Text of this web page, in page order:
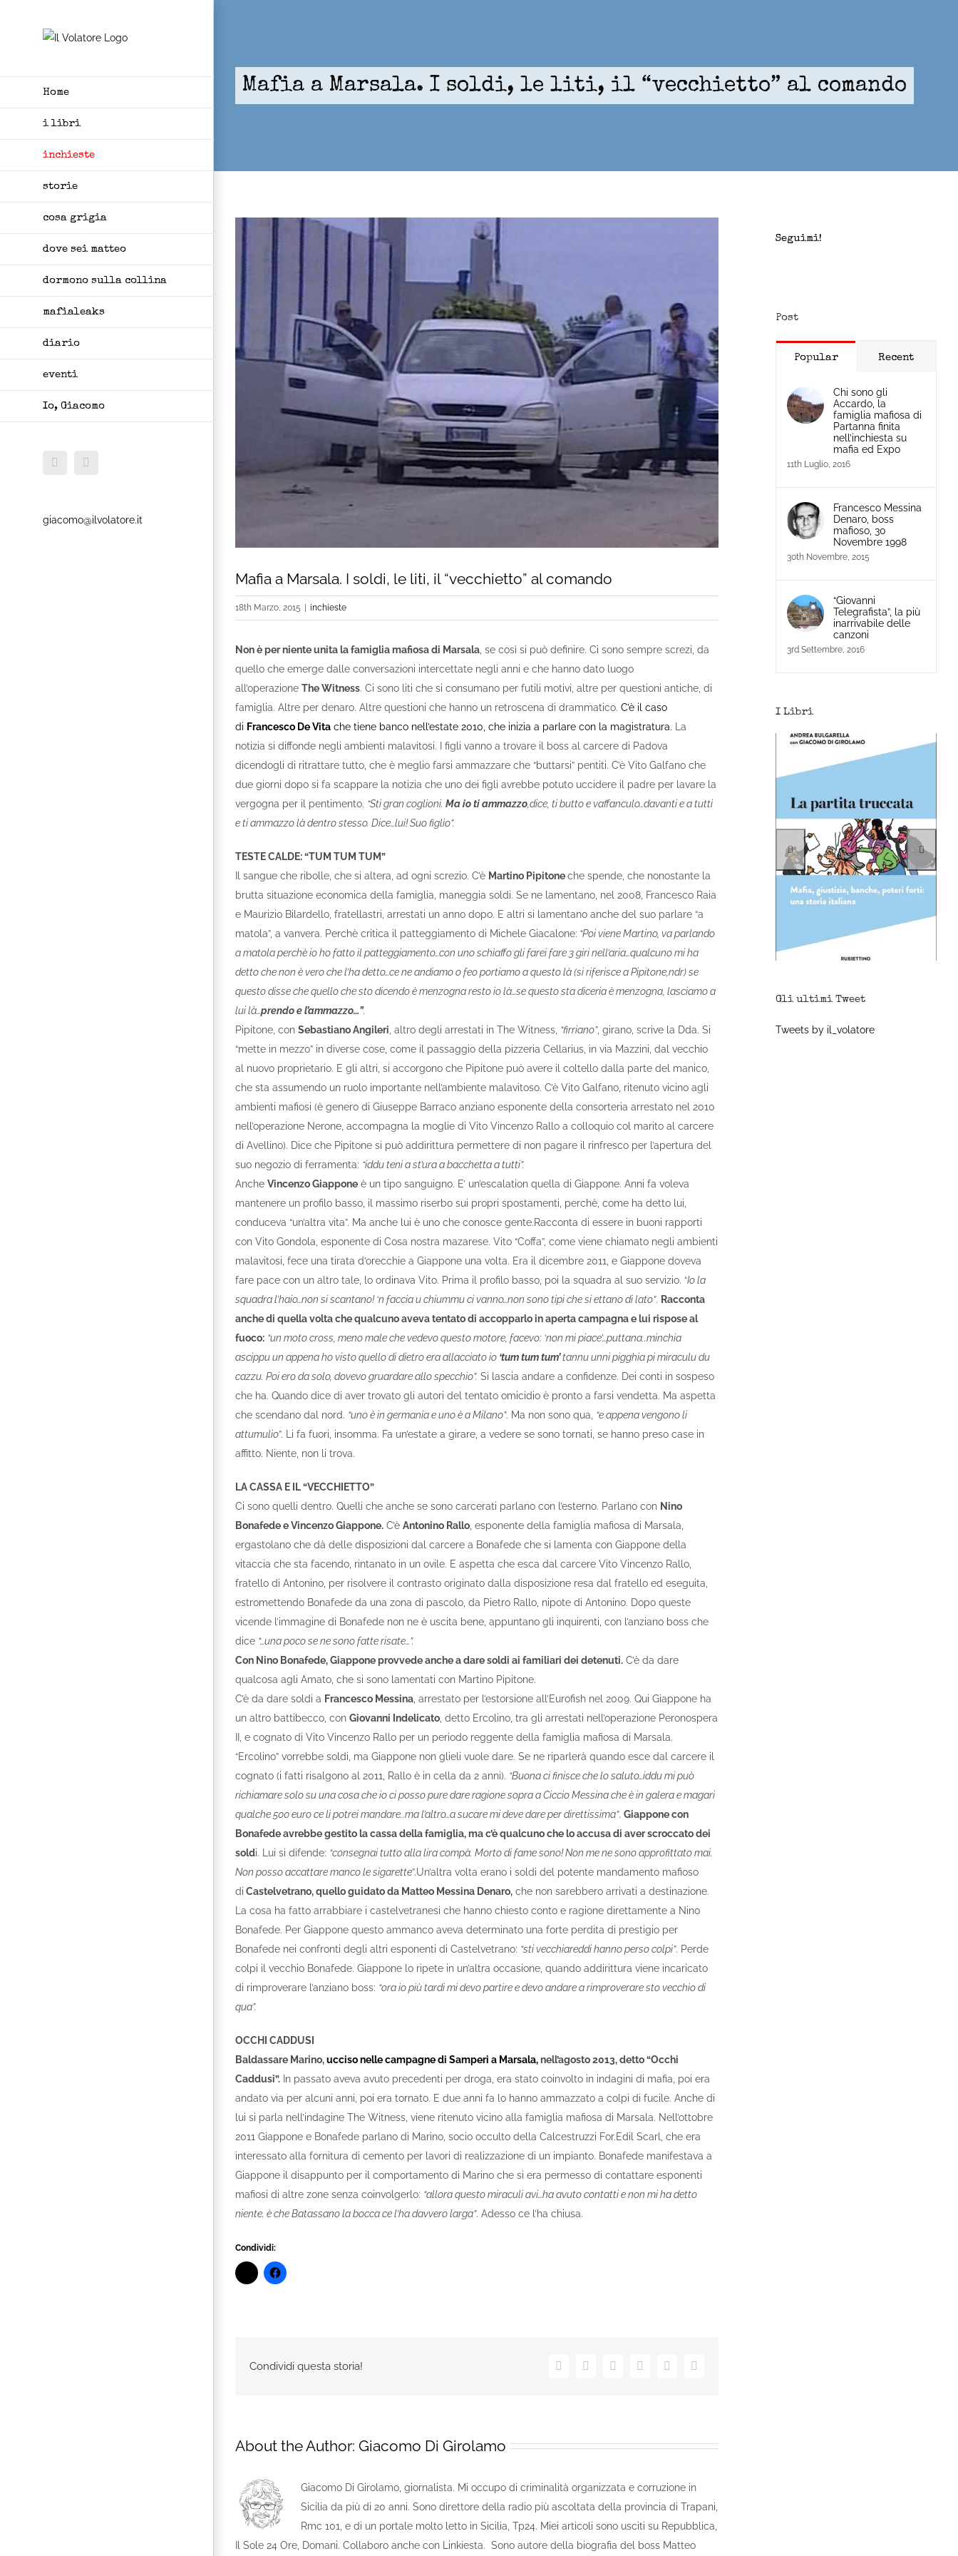
Home
i libri
inchieste
storie
cosa grigia
dove sei matteo
dormono sulla collina
mafialeaks
diario
eventi
Io, Giacomo
Facebook
X
giacomo@ilvolatore.it
Mafia a Marsala. I soldi, le liti, il “vecchietto” al comando
Mafia a Marsala. I soldi, le liti, il “vecchietto” al comando
18th Marzo, 2015 inchieste
Non è per niente unita la famiglia mafiosa di Marsala, se così si può definire. Ci sono sempre screzi, da
quello che emerge dalle conversazioni intercettate negli anni e che hanno dato luogo
all’operazione The Witness. Ci sono liti che si consumano per futili motivi, altre per questioni antiche, di
famiglia. Altre per denaro. Altre questioni che hanno un retroscena di drammatico. C’è il caso
di Francesco De Vita che tiene banco nell’estate 2010, che inizia a parlare con la magistratura. La
notizia si diffonde negli ambienti malavitosi. I figli vanno a trovare il boss al carcere di Padova
dicendogli di ritrattare tutto, che è meglio farsi ammazzare che “buttarsi” pentiti. C’è Vito Galfano che
due giorni dopo si fa scappare la notizia che uno dei figli avrebbe potuto uccidere il padre per lavare la
vergogna per il pentimento. “Sti gran coglioni. Ma io ti ammazzo,dice, ti butto e vaffanculo…davanti e a tutti
e ti ammazzo là dentro stesso. Dice…lui! Suo figlio”.
TESTE CALDE: “TUM TUM TUM”
Il sangue che ribolle, che si altera, ad ogni screzio. C’è Martino Pipitoneche spende, che nonostante la
brutta situazione economica della famiglia, maneggia soldi. Se ne lamentano, nel 2008, Francesco Raia
e Maurizio Bilardello, fratellastri, arrestati un anno dopo. E altri si lamentano anche del suo parlare “a
matola”, a vanvera. Perchè critica il patteggiamento di Michele Giacalone: “Poi viene Martino, va parlando
a matola perchè io ho fatto il patteggiamento…con uno schiaffo gli farei fare 3 giri nell’aria…qualcuno mi ha
detto che non è vero che l’ha detto…ce ne andiamo o feo portiamo a questo là (si riferisce a Pipitone,ndr) se
questo disse che quello che sto dicendo è menzogna resto io là…se questo sta diceria è menzogna, lasciamo a
lui là…prendo e l’ammazzo…”.
Pipitone, con Sebastiano Angileri, altro degli arrestati in The Witness, “firriano”, girano, scrive la Dda. Si
“mette in mezzo” in diverse cose, come il passaggio della pizzeria Cellarius, in via Mazzini, dal vecchio
al nuovo proprietario. E gli altri, si accorgono che Pipitone può avere il coltello dalla parte del manico,
che sta assumendo un ruolo importante nell’ambiente malavitoso. C’è Vito Galfano, ritenuto vicino agli
ambienti mafiosi (è genero di Giuseppe Barraco anziano esponente della consorteria arrestato nel 2010
nell’operazione Nerone, accompagna la moglie di Vito Vincenzo Rallo a colloquio col marito al carcere
di Avellino). Dice che Pipitone si può addirittura permettere di non pagare il rinfresco per l’apertura del
suo negozio di ferramenta: “iddu teni a st’ura a bacchetta a tutti”.
Anche Vincenzo Giappone è un tipo sanguigno. E’ un’escalation quella di Giappone. Anni fa voleva
mantenere un profilo basso, il massimo riserbo sui propri spostamenti, perchè, come ha detto lui,
conduceva “un’altra vita”. Ma anche lui è uno che conosce gente.Racconta di essere in buoni rapporti
con Vito Gondola, esponente di Cosa nostra mazarese. Vito “Coffa”, come viene chiamato negli ambienti
malavitosi, fece una tirata d’orecchie a Giappone una volta. Era il dicembre 2011, e Giappone doveva
fare pace con un altro tale, lo ordinava Vito. Prima il profilo basso, poi la squadra al suo servizio. “Io la
squadra l’haio…non si scantano! ‘n faccia u chiummu ci vanno…non sono tipi che si ettano di lato”. Racconta
anche di quella volta che qualcuno aveva tentato di accopparlo in aperta campagna e lui rispose al
fuoco: “un moto cross, meno male che vedevo questo motore, facevo: ‘non mi piace’…puttana..minchia
ascippu un appena ho visto quello di dietro era allacciato io ‘tum tum tum’tannu unni pigghia pi miraculu du
cazzu. Poi ero da solo, dovevo gruardare allo specchio”. Si lascia andare a confidenze. Dei conti in sospeso
che ha. Quando dice di aver trovato gli autori del tentato omicidio è pronto a farsi vendetta. Ma aspetta
che scendano dal nord. “uno è in germania e uno è a Milano”. Ma non sono qua, “e appena vengono li
attumulio”. Li fa fuori, insomma. Fa un’estate a girare, a vedere se sono tornati, se hanno preso case in
affitto. Niente, non li trova.
LA CASSA E IL “VECCHIETTO”
Ci sono quelli dentro. Quelli che anche se sono carcerati parlano con l’esterno. Parlano con Nino
Bonafede e Vincenzo Giappone. C’è Antonino Rallo, esponente della famiglia mafiosa di Marsala,
ergastolano che dà delle disposizioni dal carcere a Bonafede che si lamenta con Giappone della
vitaccia che sta facendo, rintanato in un ovile. E aspetta che esca dal carcere Vito Vincenzo Rallo,
fratello di Antonino, per risolvere il contrasto originato dalla disposizione resa dal fratello ed eseguita,
estromettendo Bonafede da una zona di pascolo, da Pietro Rallo, nipote di Antonino. Dopo queste
vicende l’immagine di Bonafede non ne è uscita bene, appuntano gli inquirenti, con l’anziano boss che
dice “…una poco se ne sono fatte risate…”.
Con Nino Bonafede, Giappone provvede anche a dare soldi ai familiari dei detenuti. C’è da dare
qualcosa agli Amato, che si sono lamentati con Martino Pipitone.
C’è da dare soldi a Francesco Messina, arrestato per l’estorsione all’Eurofish nel 2009. Qui Giappone ha
un altro battibecco, con Giovanni Indelicato, detto Ercolino, tra gli arrestati nell’operazione Peronospera
II, e cognato di Vito Vincenzo Rallo per un periodo reggente della famiglia mafiosa di Marsala.
“Ercolino” vorrebbe soldi, ma Giappone non glieli vuole dare. Se ne riparlerà quando esce dal carcere il
cognato (i fatti risalgono al 2011, Rallo è in cella da 2 anni). “Buona ci finisce che lo saluto…iddu mi può
richiamare solo su una cosa che io ci posso pure dare ragione sopra a Ciccio Messina che è in galera e magari
qualche 500 euro ce li potrei mandare..ma l’altro…a sucare mi deve dare per direttissima”. Giappone con
Bonafede avrebbe gestito la cassa della famiglia, ma c’è qualcuno che lo accusa di aver scroccato dei
soldi. Lui si difende: “consegnai tutto alla lira compà. Morto di fame sono! Non me ne sono approfittato mai.
Non posso accattare manco le sigarette”.Un’altra volta erano i soldi del potente mandamento mafioso
di Castelvetrano, quello guidato da Matteo Messina Denaro, che non sarebbero arrivati a destinazione.
La cosa ha fatto arrabbiare i castelvetranesi che hanno chiesto conto e ragione direttamente a Nino
Bonafede. Per Giappone questo ammanco aveva determinato una forte perdita di prestigio per
Bonafede nei confronti degli altri esponenti di Castelvetrano: “sti vecchiareddi hanno perso colpi”. Perde
colpi il vecchio Bonafede. Giappone lo ripete in un’altra occasione, quando addirittura viene incaricato
di rimproverare l’anziano boss: “ora io più tardi mi devo partire e devo andare a rimproverare sto vecchio di
qua”.
OCCHI CADDUSI
Baldassare Marino,ucciso nelle campagne di Samperi a Marsala,nell’agosto 2013, detto “Occhi
Caddusi”. In passato aveva avuto precedenti per droga, era stato coinvolto in indagini di mafia, poi era
andato via per alcuni anni, poi era tornato. E due anni fa lo hanno ammazzato a colpi di fucile. Anche di
lui si parla nell’indagine The Witness, viene ritenuto vicino alla famiglia mafiosa di Marsala. Nell’ottobre
2011 Giappone e Bonafede parlano di Marino, socio occulto della Calcestruzzi For.Edil Scarl, che era
interessato alla fornitura di cemento per lavori di realizzazione di un impianto. Bonafede manifestava a
Giappone il disappunto per il comportamento di Marino che si era permesso di contattare esponenti
mafiosi di altre zone senza coinvolgerlo: “allora questo miraculi avi…ha avuto contatti e non mi ha detto
niente. è che Batassano la bocca ce l’ha davvero larga”. Adesso ce l’ha chiusa.
Condividi:
Condividi questa storia! Facebook
X LinkedInTumblrPinterestEmail
About the Author: Giacomo Di Girolamo
Giacomo Di Girolamo, giornalista. Mi occupo di criminalità organizzata e corruzione in
Sicilia da più di 20 anni. Sono direttore della radio più ascoltata della provincia di Trapani,
Rmc 101, e di un portale molto letto in Sicilia, Tp24. Miei articoli sono usciti su Repubblica,
Il Sole 24 Ore, Domani. Collaboro anche con Linkiesta. Sono autore della biografia del boss Matteo
Seguimi!
Post
Popular Recent
Chi sono gli
Accardo, la
famiglia mafiosa di
Partanna finita
nell’inchiesta su
mafia ed Expo
11th Luglio, 2016
Francesco Messina
Denaro, boss
mafioso, 30
Novembre 1998
30th Novembre, 2015
“Giovanni
Telegrafista”, la più
inarrivabile delle
canzoni
3rd Settembre, 2016
I Libri
Gli ultimi Tweet
Tweets by il_volatore